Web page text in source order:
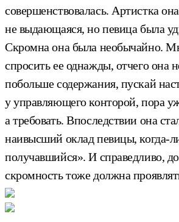
совершенствовалась. Артистка
не выдающаяся, но певица была
Скромна она была необычайно.
спросить ее однажды, отчего она
побольше содержания, пускай
у управляющего конторой, пора
а требовать. Впоследствии она
наивысший оклад певицы, когда-
получавшийся». И справедливо,
скромность тоже должна